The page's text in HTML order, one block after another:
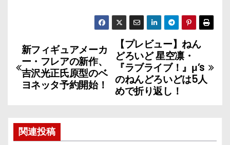
投
稿
ナ
ゲ
【プレビュー】ねん
どろいど 星空凛・
『ラブライブ！』μ’s
のねんどろいどは5人
めで折り返し！
新フィギュアメーカ
ー・フレアの新作、
吉沢光正氏原型のベ
ヨネッタ予約開始！
関連投稿